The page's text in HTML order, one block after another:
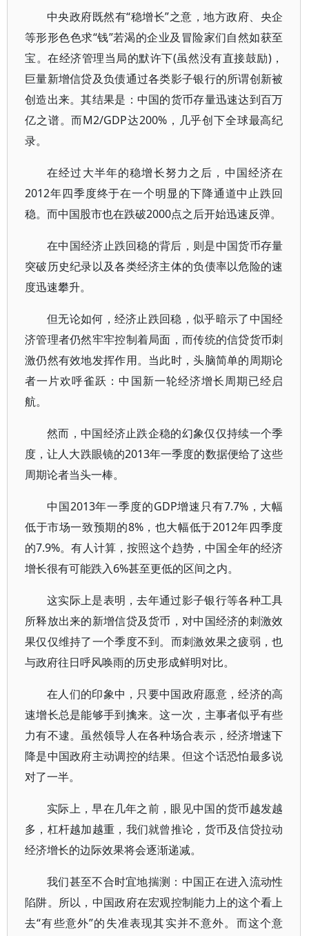
中央政府既然有“稳增长”之意，地方政府、央企
等形形色色求“钱”若渴的企业及冒险家们自然如获至
宝。在经济管理当局的默许下(虽然没有直接鼓励)，
巨量新增信贷及负债通过各类影子银行的所谓创新被
创造出来。其结果是：中国的货币存量迅速达到百万
亿之谱。而M2/GDP达200%，几乎创下全球最高纪
录。
在经过大半年的稳增长努力之后，中国经济在
2012年四季度终于在一个明显的下降通道中止跌回
稳。而中国股市也在跌破2000点之后开始迅速反弹。
在中国经济止跌回稳的背后，则是中国货币存量
突破历史纪录以及各类经济主体的负债率以危险的速
度迅速攀升。
但无论如何，经济止跌回稳，似乎暗示了中国经
济管理者仍然牢牢控制着局面，而传统的信贷货币刺
激仍然有效地发挥作用。当此时，头脑简单的周期论
者一片欢呼雀跃：中国新一轮经济增长周期已经启
航。
然而，中国经济止跌企稳的幻象仅仅持续一个季
度，让人大跌眼镜的2013年一季度的数据便给了这些
周期论者当头一棒。
中国2013年一季度的GDP增速只有7.7%，大幅
低于市场一致预期的8%，也大幅低于2012年四季度
的7.9%。有人计算，按照这个趋势，中国全年的经济
增长很有可能跌入6%甚至更低的区间之内。
这实际上是表明，去年通过影子银行等各种工具
所释放出来的新增信贷及货币，对中国经济的刺激效
果仅仅维持了一个季度不到。而刺激效果之疲弱，也
与政府往日呼风唤雨的历史形成鲜明对比。
在人们的印象中，只要中国政府愿意，经济的高
速增长总是能够手到擒来。这一次，主事者似乎有些
力有不逮。虽然领导人在各种场合表示，经济增速下
降是中国政府主动调控的结果。但这个话恐怕最多说
对了一半。
实际上，早在几年之前，眼见中国的货币越发越
多，杠杆越加越重，我们就曾推论，货币及信贷拉动
经济增长的边际效果将会逐渐递减。
我们甚至不合时宜地揣测：中国正在进入流动性
陷阱。所以，中国政府在宏观控制能力上的这个看上
去“有些意外”的失准表现其实并不意外。而这个意